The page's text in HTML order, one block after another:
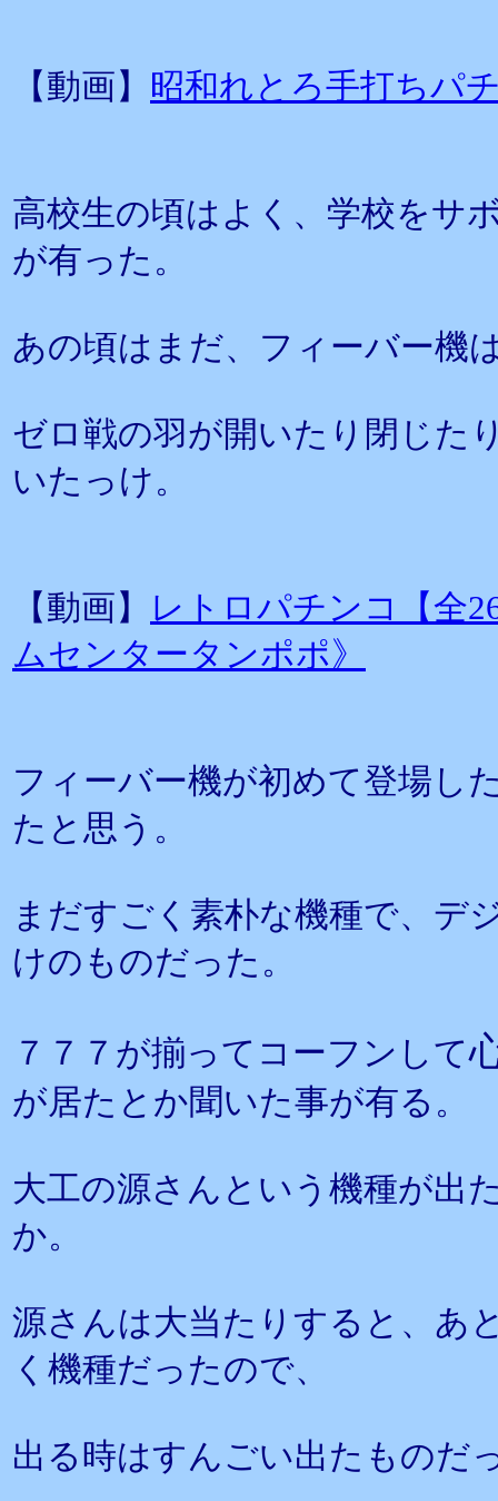
【動画】 昭和れとろ手打ちパ
高校生の頃はよく、学校をサ
が有った。
あの頃はまだ、フィーバー機
ゼロ戦の羽が開いたり閉じた
いたっけ。
【動画】
レトロパチンコ【全
ムセンタータンポポ》
フィーバー機が初めて登場し
たと思う。
まだすごく素朴な機種で、デ
けのものだった。
７７７が揃ってコーフンして
が居たとか聞いた事が有る。
大工の源さんという機種が出
か。
源さんは大当たりすると、あ
く機種だったので、
出る時はすんごい出たものだ